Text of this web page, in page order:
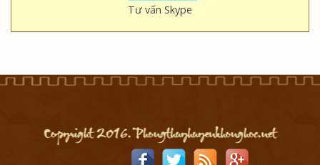
Tư vấn Skype